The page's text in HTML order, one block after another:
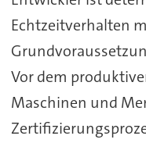
Echtzeitverhalten
Vor dem
Maschinen und